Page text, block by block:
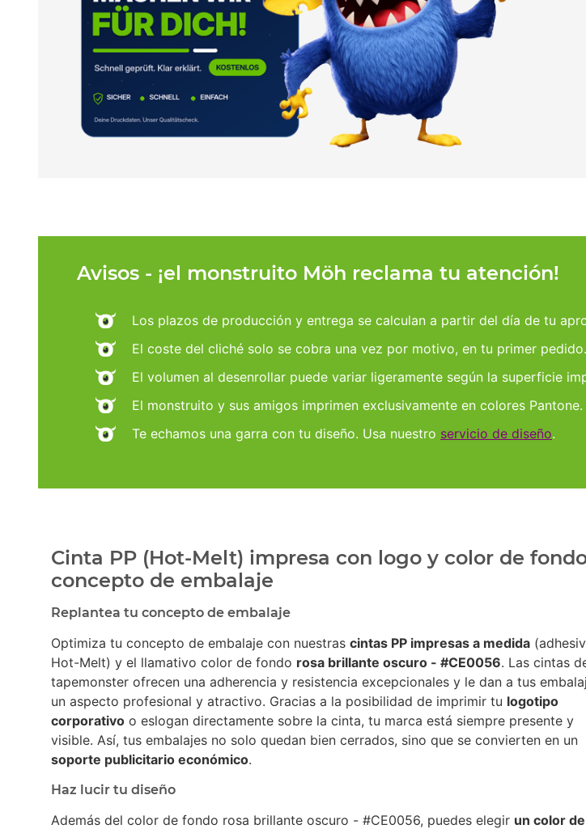
Avisos - ¡el monstruito Möh reclama tu atención!
Los plazos de producción y entrega se calculan a partir del día de tu
El coste del cliché solo se cobra una vez por motivo, en tu primer pedido.
El volumen al desenrollar puede variar ligeramente según la superficie
El monstruito y sus amigos imprimen exclusivamente en colores Pantone.
Te echamos una garra con tu diseño. Usa nuestro servicio de diseño.
Cinta PP (Hot-Melt) impresa con logo y color de
concepto de embalaje
Replantea tu concepto de embalaje
Optimiza tu concepto de embalaje con nuestras cintas PP impresas a medida
Hot-Melt) y el llamativo color de fondo rosa brillante oscuro - #CE0056. Las cintas
tapemonster ofrecen una adherencia y resistencia excepcionales y le dan a tus
un aspecto profesional y atractivo. Gracias a la posibilidad de imprimir tu logotipo
corporativo o eslogan directamente sobre la cinta, tu marca está siempre presente y
visible. Así, tus embalajes no solo quedan bien cerrados, sino que se convierten en un
soporte publicitario económico.
Haz lucir tu diseño
Además del color de fondo rosa brillante oscuro - #CE0056, puedes elegir un color de